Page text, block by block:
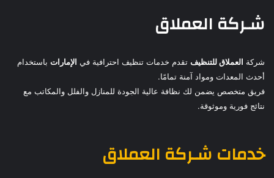
شـركة العملاق
شركة العملاق للتنظيف تقدم خدمات تنظيف احترافية في الإمارات باستخدام
أحدث المعدات ومواد آمنة تمامًا.
فريق متخصص يضمن لك نظافة عالية الجودة للمنازل والفلل والمكاتب مع
نتائج فورية وموثوقة.
خدمات شـركة العملاق